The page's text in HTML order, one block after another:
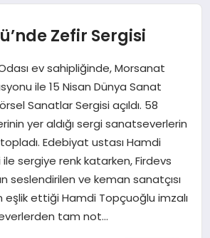
Zefir Sergisi
ev sahipliğinde, Morsanat
ile 15 Nisan Dünya Sanat
Sanatlar Sergisi açıldı. 58
yer aldığı sergi sanatseverlerin
Edebiyat ustası Hamdi
sergiye renk katarken, Firdevs
seslendirilen ve keman sanatçısı
eşlik ettiği Hamdi Topçuoğlu imzalı
tam not…